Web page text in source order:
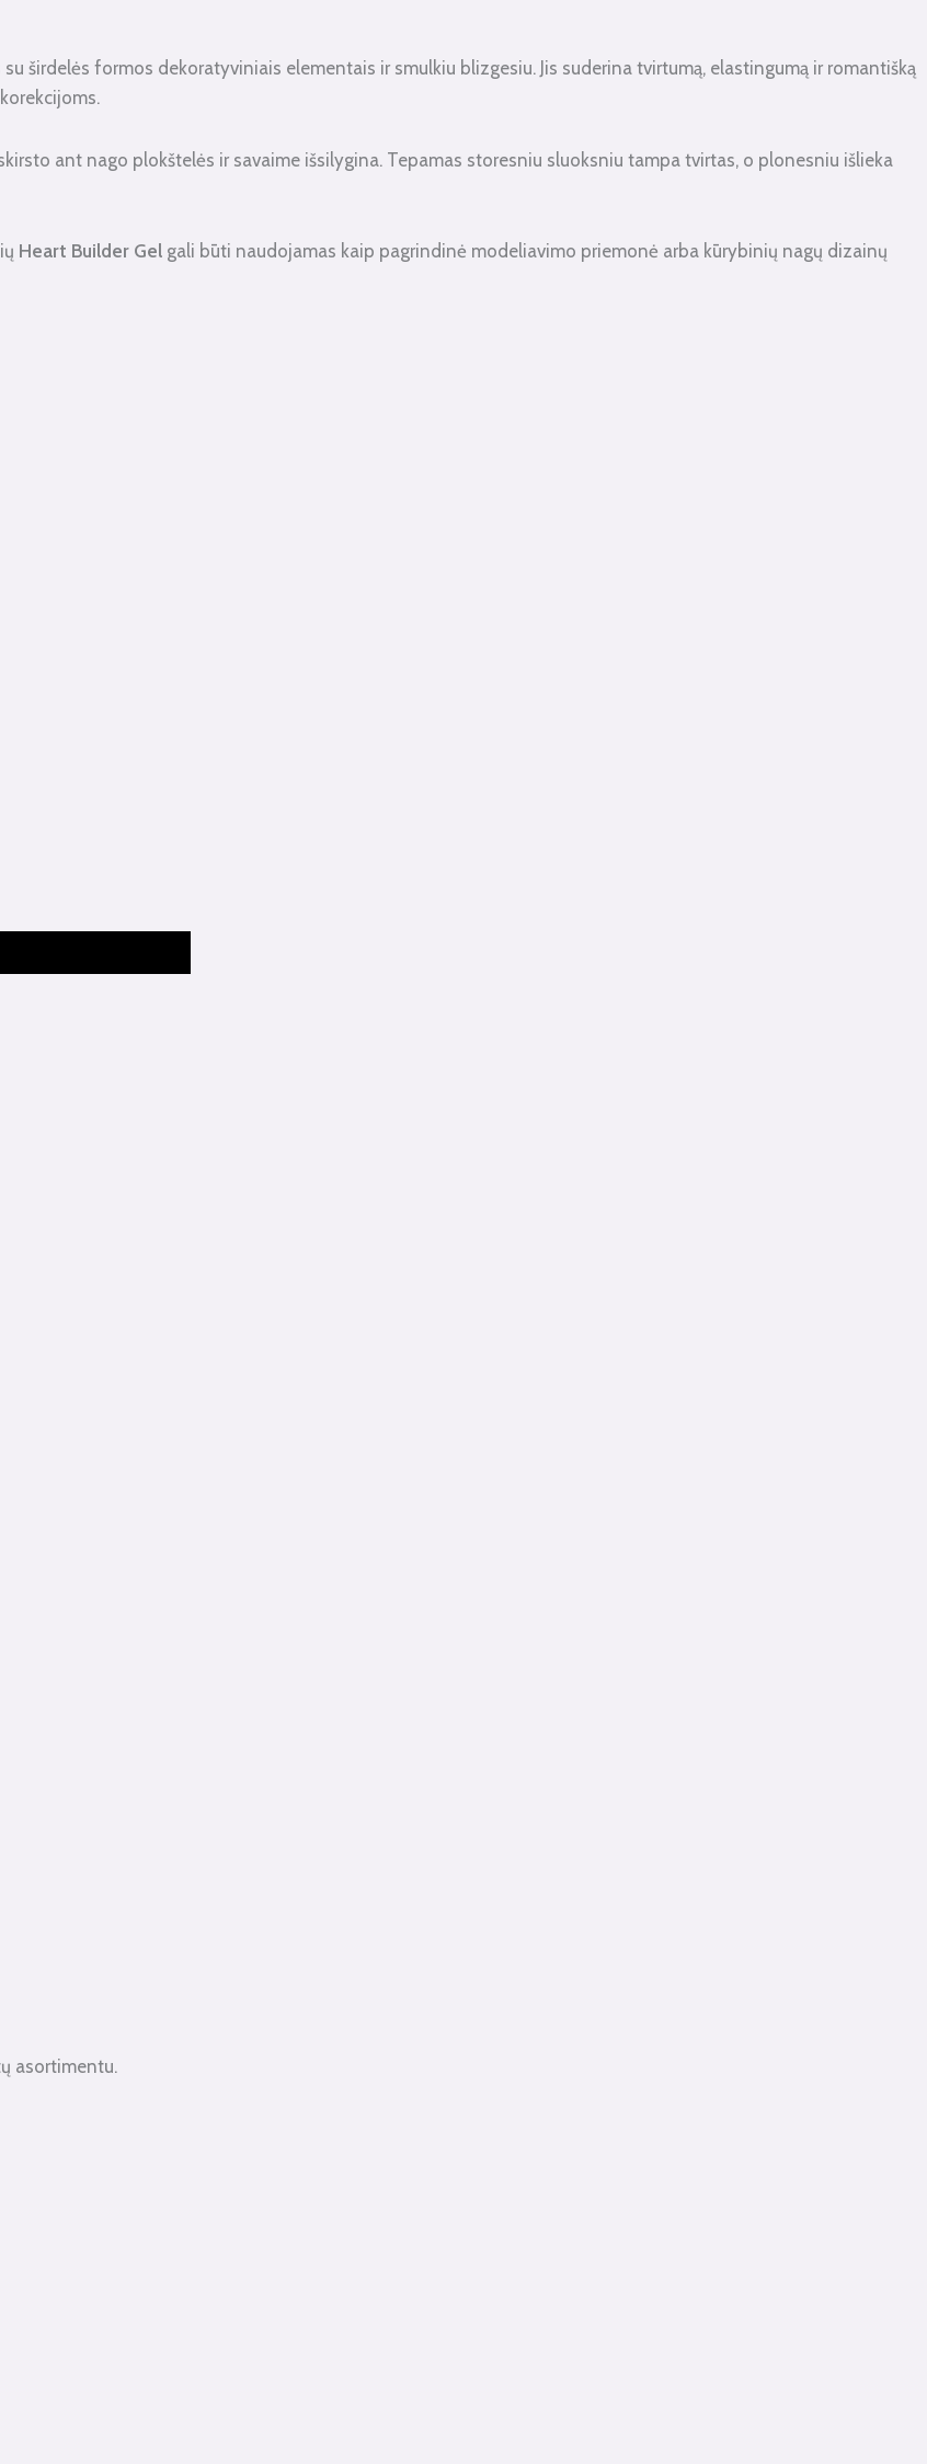
širdelės formos dekoratyviniais elementais ir smulkiu blizgesiu. Jis suderina tvirtumą, elastingumą ir romantišką
ant nago plokštelės ir savaime išsilygina. Tepamas storesniu sluoksniu tampa tvirtas, o plonesniu išlieka
Heart Builder Gel gali būti naudojamas kaip pagrindinė modeliavimo priemonė arba kūrybinių nagų dizainų
asortimentu.